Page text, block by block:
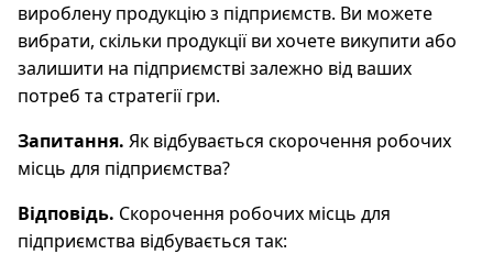
вироблену продукцію з підприємств. Ви можете
вибрати, скільки продукції ви хочете викупити або
залишити на підприємстві залежно від ваших
потреб та стратегії гри.
Запитання. Як відбувається скорочення робочих
місць для підприємства?
Відповідь. Скорочення робочих місць для
підприємства відбувається так: